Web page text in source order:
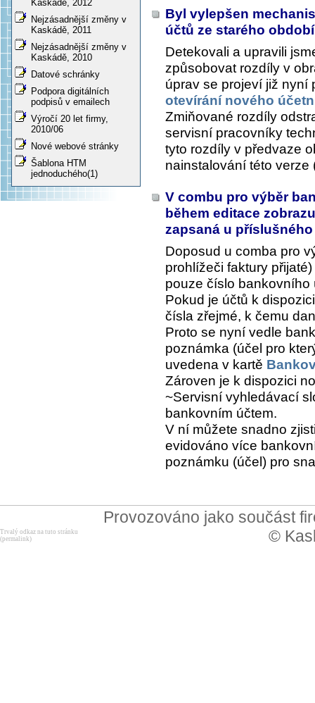
Kaskádě, 2012
Nejzásadnější změny v
Kaskádě, 2011
Nejzásadnější změny v
Kaskádě, 2010
Datové schránky
Podpora digitálních
podpisů v emailech
Výročí 20 let firmy,
2010/06
Nové webové stránky
Šablona HTM
jednoduchého(1)
Byl vylepšen
účtů ze starého
Detekovali a upravili
způsobovat rozdíly v
úprav se projeví již nyní
otevírání nového
Zmiňované rozdíly
servisní pracovníky
tyto rozdíly v předvaze
nainstalování této verze
V combu pro výběr
během editace
zapsaná u
Doposud u comba pro
prohlížeči faktury
pouze číslo bankovního
Pokud je účtů k
čísla zřejmé, k čemu
Proto se nyní vedle
poznámka (účel pro
uvedena v kartě
Zároven je k dispozici
~Servisní vyhledávací
bankovním účtem.
V ní můžete snadno
evidováno více
poznámku (účel) pro
Provozováno jako součást
©
Trvalý odkaz na tuto stránku
(permalink)